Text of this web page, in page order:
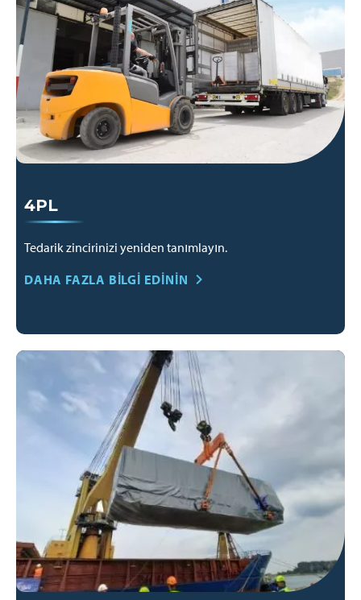
4PL
Tedarik zincirinizi yeniden tanımlayın.
DAHA FAZLA BILGI EDININ